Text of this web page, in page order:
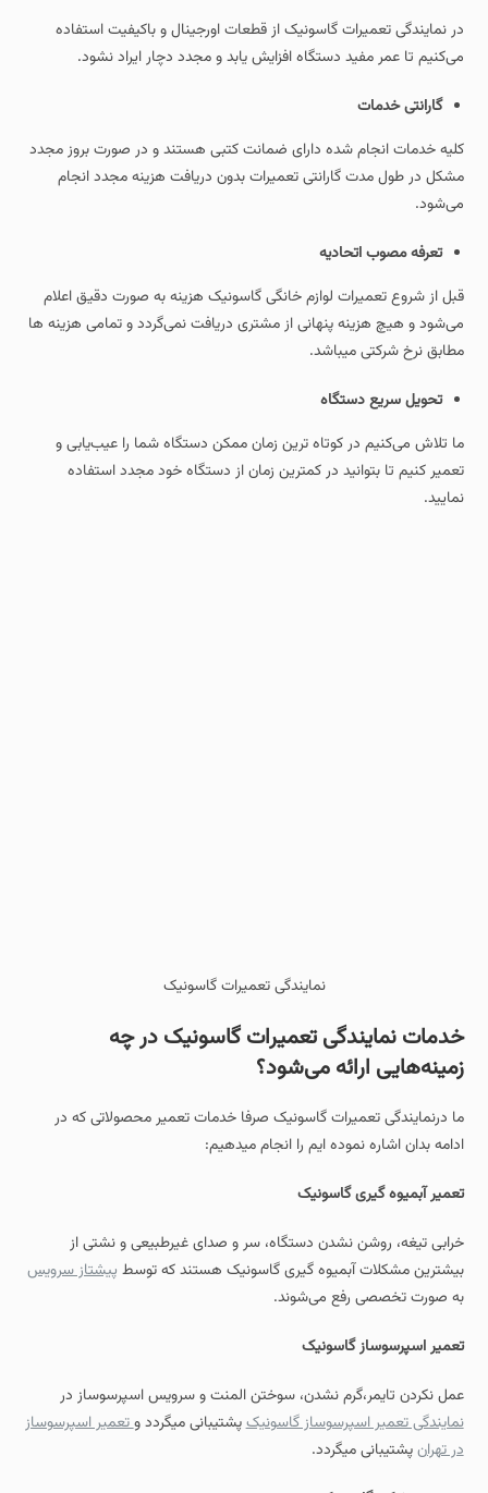
در نمایندگی تعمیرات گاسونیک از قطعات اورجینال و باکیفیت استفاده
می‌کنیم تا عمر مفید دستگاه افزایش یابد و مجدد دچار ایراد نشود.
گارانتی خدمات
کلیه خدمات انجام‌ شده دارای ضمانت کتبی هستند و در صورت بروز مجدد
مشکل در طول مدت گارانتی تعمیرات بدون دریافت هزینه مجدد انجام
می‌شود.
تعرفه مصوب اتحادیه
قبل از شروع تعمیرات لوازم خانگی گاسونیک هزینه به صورت دقیق اعلام
می‌شود و هیچ هزینه پنهانی از مشتری دریافت نمی‌گردد و تمامی هزینه ها
مطابق نرخ شرکتی میباشد.
تحویل سریع دستگاه
ما تلاش می‌کنیم در کوتاه‌ ترین زمان ممکن دستگاه شما را عیب‌یابی و
تعمیر کنیم تا بتوانید در کمترین زمان از دستگاه خود مجدد استفاده
نمایید.
نمایندگی تعمیرات گاسونیک
خدمات نمایندگی تعمیرات گاسونیک در چه
زمینه‌هایی ارائه می‌شود؟
ما درنمایندگی تعمیرات گاسونیک صرفا خدمات تعمیر محصولاتی که در
ادامه بدان اشاره نموده ایم را انجام میدهیم:
تعمیر آبمیوه‌ گیری گاسونیک
خرابی تیغه، روشن نشدن دستگاه، سر و صدای غیرطبیعی و نشتی از
بیشترین مشکلات آبمیوه‌ گیری گاسونیک هستند که توسط پیشتاز سرویس
به‌ صورت تخصصی رفع می‌شوند.
تعمیر اسپرسوساز گاسونیک
عمل نکردن تایمر،گرم نشدن، سوختن المنت و سرویس اسپرسوساز در
نمایندگی تعمیر اسپرسوساز گاسونیکپشتیبانی میگردد وتعمیر اسپرسوساز
در تهرانپشتیبانی میگردد.